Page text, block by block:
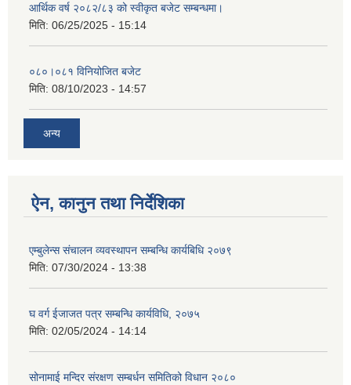
आर्थिक वर्ष २०८२/८३ को स्वीकृत बजेट सम्बन्धमा।
मिति: 06/25/2025 - 15:14
०८०।०८१ विनियोजित बजेट
मिति: 08/10/2023 - 14:57
अन्य
ऐन, कानुन तथा निर्देशिका
एम्बुलेन्स संचालन व्यवस्थापन सम्बन्धि कार्यबिधि २०७९
मिति: 07/30/2024 - 13:38
घ वर्ग ईजाजत पत्र सम्बन्धि कार्यविधि, २०७५
मिति: 02/05/2024 - 14:14
सोनामाई मन्दिर संरक्षण सम्बर्धन समितिको विधान २०८०